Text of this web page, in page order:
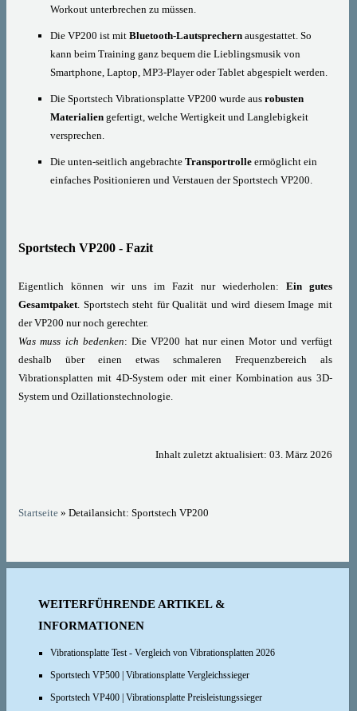
Workout unterbrechen zu müssen.
Die VP200 ist mit Bluetooth-Lautsprechern ausgestattet. So
kann beim Training ganz bequem die Lieblingsmusik von
Smartphone, Laptop, MP3-Player oder Tablet abgespielt werden.
Die Sportstech Vibrationsplatte VP200 wurde aus robusten
Materialien gefertigt, welche Wertigkeit und Langlebigkeit
versprechen.
Die unten-seitlich angebrachte Transportrolle ermöglicht ein
einfaches Positionieren und Verstauen der Sportstech VP200.
Sportstech VP200 - Fazit
Eigentlich können wir uns im Fazit nur wiederholen: Ein gutes
Gesamtpaket . Sportstech steht für Qualität und wird diesem Image mit
der VP200 nur noch gerechter.
Was muss ich bedenken: Die VP200 hat nur einen Motor und verfügt
deshalb über einen etwas schmaleren Frequenzbereich als
Vibrationsplatten mit 4D-System oder mit einer Kombination aus 3D-
System und Ozillationstechnologie.
Inhalt zuletzt aktualisiert: 03. März 2026
Startseite » Detailansicht: Sportstech VP200
WEITERFÜHRENDE ARTIKEL &
INFORMATIONEN
Vibrationsplatte Test - Vergleich von Vibrationsplatten 2026
Sportstech VP500 | Vibrationsplatte Vergleichssieger
Sportstech VP400 | Vibrationsplatte Preisleistungssieger